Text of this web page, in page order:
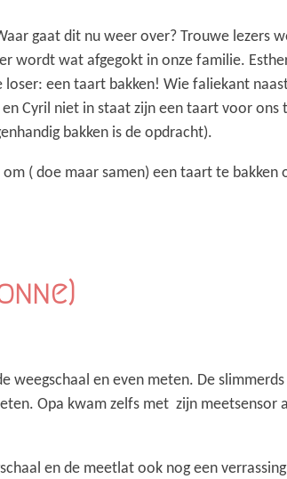
gaat dit nu weer over? Trouwe lezers
wordt wat afgegokt in onze familie.
een taart bakken! Wie faliekant
Cyril niet in staat zijn een taart voor
bakken is de opdracht).
om ( doe maar samen) een taart te
weegschaal en even meten. De
Opa kwam zelfs met zijn meetsensor
en de meetlat ook nog een